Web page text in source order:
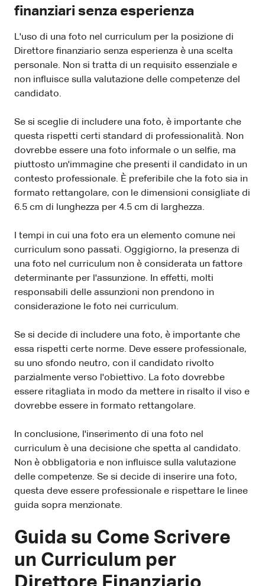
finanziari senza esperienza
L'uso di una foto nel curriculum per la posizione di
Direttore finanziario senza esperienza è una scelta
personale. Non si tratta di un requisito essenziale e
non influisce sulla valutazione delle competenze del
candidato.
Se si sceglie di includere una foto, è importante che
questa rispetti certi standard di professionalità. Non
dovrebbe essere una foto informale o un selfie, ma
piuttosto un'immagine che presenti il candidato in un
contesto professionale. È preferibile che la foto sia in
formato rettangolare, con le dimensioni consigliate di
6.5 cm di lunghezza per 4.5 cm di larghezza.
I tempi in cui una foto era un elemento comune nei
curriculum sono passati. Oggigiorno, la presenza di
una foto nel curriculum non è considerata un fattore
determinante per l'assunzione. In effetti, molti
responsabili delle assunzioni non prendono in
considerazione le foto nei curriculum.
Se si decide di includere una foto, è importante che
essa rispetti certe norme. Deve essere professionale,
su uno sfondo neutro, con il candidato rivolto
parzialmente verso l'obiettivo. La foto dovrebbe
essere ritagliata in modo da mettere in risalto il viso e
dovrebbe essere in formato rettangolare.
In conclusione, l'inserimento di una foto nel
curriculum è una decisione che spetta al candidato.
Non è obbligatoria e non influisce sulla valutazione
delle competenze. Se si decide di inserire una foto,
questa deve essere professionale e rispettare le linee
guida sopra menzionate.
Guida su Come Scrivere
un Curriculum per